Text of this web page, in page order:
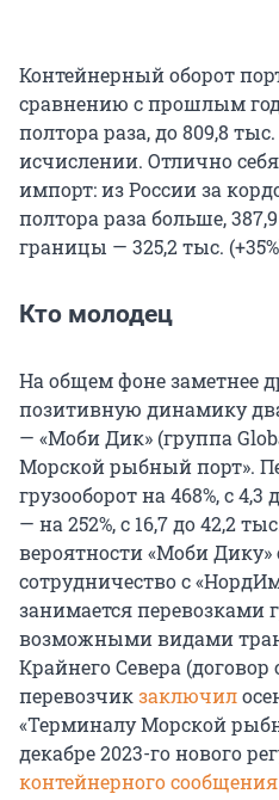
Контейнерный оборот
сравнению с прошлым
полтора раза, до 809,8
исчислении. Отлично
импорт: из России за
полтора раза больше,
границы — 325,2 тыс.
Кто молодец
На общем фоне заметнее
позитивную динамику
— «Моби Дик» (группа
Морской рыбный порт».
грузооборот на 468%, с
— на 252%, с 16,7 до 42,2
вероятности «Моби Дику»
сотрудничество с
занимается перевозками
возможными видами
Крайнего Севера
перевозчикзаключил
«Терминалу Морской
декабре 2023-го нового
контейнерного сообщения